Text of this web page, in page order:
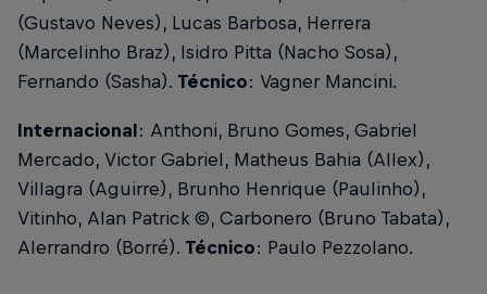
(Gustavo Neves), Lucas Barbosa, Herrera
(Marcelinho Braz), Isidro Pitta (Nacho Sosa),
Fernando (Sasha). Técnico: Vagner Mancini.
Internacional: Anthoni, Bruno Gomes, Gabriel
Mercado, Victor Gabriel, Matheus Bahia (Allex),
Villagra (Aguirre), Brunho Henrique (Paulinho),
Vitinho, Alan Patrick ©, Carbonero (Bruno Tabata),
Alerrandro (Borré). Técnico: Paulo Pezzolano.